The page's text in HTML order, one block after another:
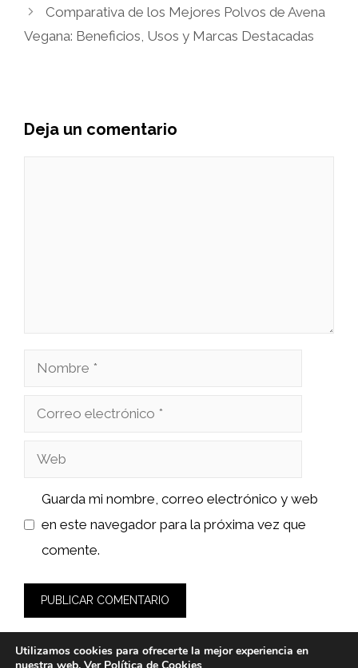
Comparativa de los Mejores Polvos de Avena
Vegana: Beneficios, Usos y Marcas Destacadas
Deja un comentario
Nombre
Correo
Web
Guarda mi nombre, correo electrónico y web
en este navegador para la próxima vez que
comente.
Utilizamos cookies para ofrecerte la mejor experiencia en